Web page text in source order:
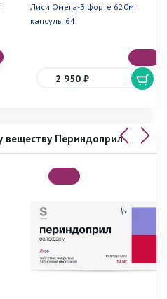
Лиси Омега-3 форте 620мг
капсулы 64
2 950 ₽
веществу Периндоприл